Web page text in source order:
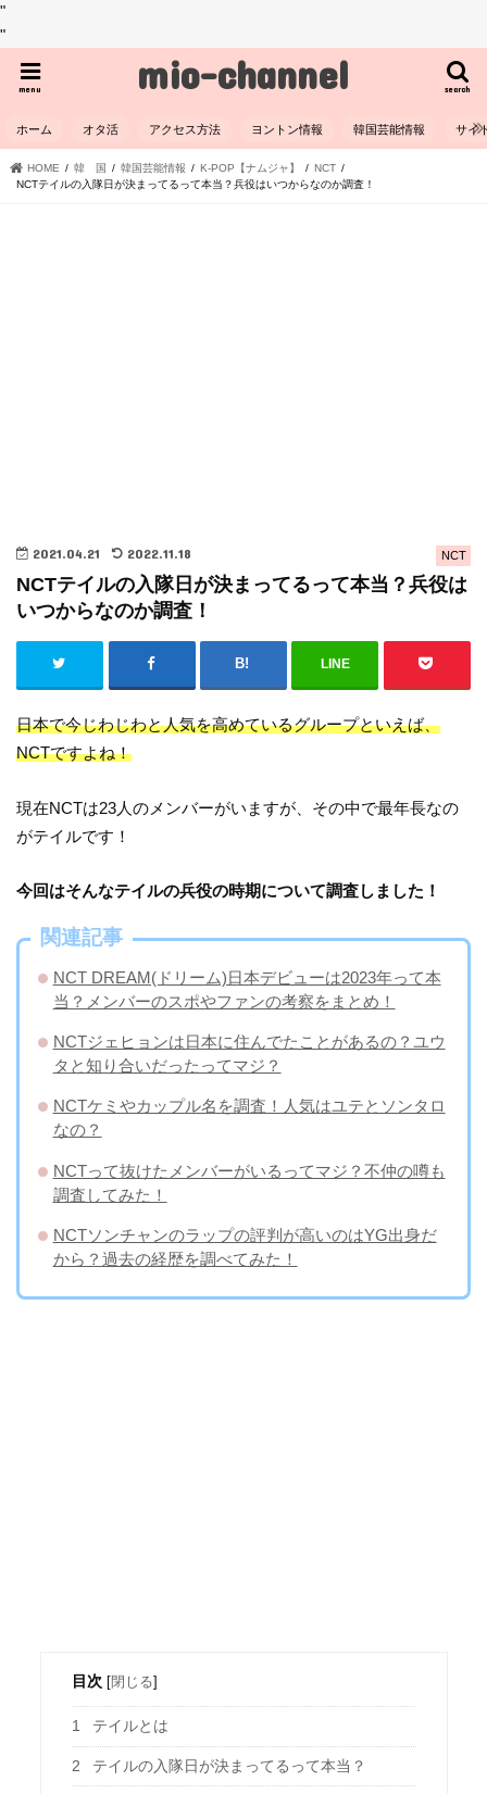
"
"
mio-channel search
menu
ホーム オタ活 アクセス方法 ヨントン情報 韓国芸能情報 サイ
HOME 韓 国 韓国芸能情報 K-POP【ナムジャ】
NCT
NCTテイルの入隊日が決まってるって本当？兵役はいつからなのか調査！
NCT
2021.04.21 2022.11.18
NCTテイルの入隊日が決まってるって本当？兵役は
いつからなのか調査！
LINE
日本で今じわじわと人気を高めているグループといえば、
NCTですよね！
現在NCTは23人のメンバーがいますが、その中で最年長なの
がテイルです！
今回はそんなテイルの兵役の時期について調査しました！
関連記事
NCT DREAM(ドリーム)日本デビューは2023年って本
当？メンバーのスポやファンの考察をまとめ！
NCTジェヒョンは日本に住んでたことがあるの？ユウ
タと知り合いだったってマジ？
NCTケミやカップル名を調査！人気はユテとソンタロ
なの？
NCTって抜けたメンバーがいるってマジ？不仲の噂も
調査してみた！
NCTソンチャンのラップの評判が高いのはYG出身だ
から？過去の経歴を調べてみた！
目次 [閉じる]
1 テイルとは
2 テイルの入隊日が決まってるって本当？